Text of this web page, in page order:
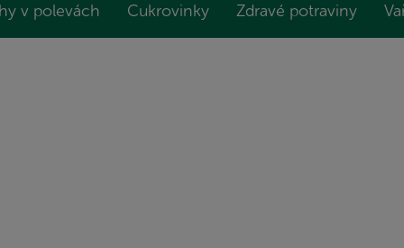
v polevách Cukrovinky Zdravé potraviny